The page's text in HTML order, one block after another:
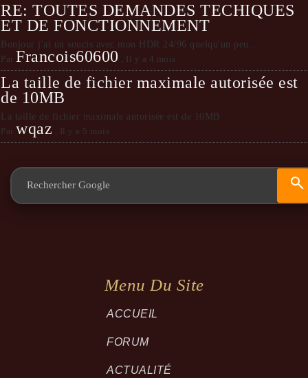
RE: TOUTES DEMANDES TECHIQUES
ET DE FONCTIONNEMENT
Bonjour j'ai un soucis avec mon HDR 24/96 quelqu'un peu...
Par Francois60600 Il y a 4 mois
La taille de fichier maximale autorisée est
de 10MB
La taille de fichier maximale autorisée est de 10MB
Par wqaz Il y a 5 mois
Menu Du Site
ACCUEIL
FORUM
ACTUALITÉ